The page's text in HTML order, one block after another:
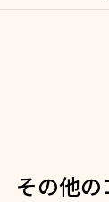
その他